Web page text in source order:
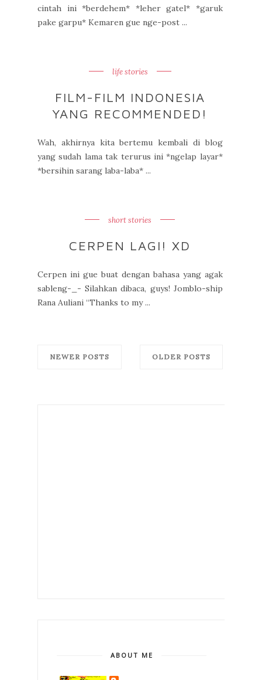
cintah ini *berdehem* *leher gatel* *garuk
pake garpu* Kemaren gue nge-post ...
life stories
FILM-FILM INDONESIA
YANG RECOMMENDED!
Wah, akhirnya kita bertemu kembali di blog
yang sudah lama tak terurus ini *ngelap layar*
*bersihin sarang laba-laba* ...
short stories
CERPEN LAGI! XD
Cerpen ini gue buat dengan bahasa yang agak
sableng-_- Silahkan dibaca, guys! Jomblo-ship
Rana Auliani “Thanks to my ...
NEWER POSTS OLDER POSTS
ABOUT ME